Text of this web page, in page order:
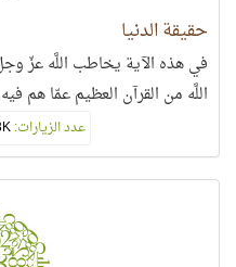
حقيقة الدنيا
في هذه الآية يخاطب اللَّه عزّ
اللَّه من القرآن العظيم عمّا هم
عدد الزيارات:21.3K